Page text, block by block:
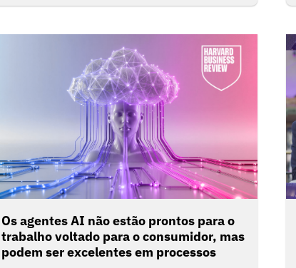
Os agentes AI não estão prontos para o
trabalho voltado para o consumidor, mas
podem ser excelentes em processos